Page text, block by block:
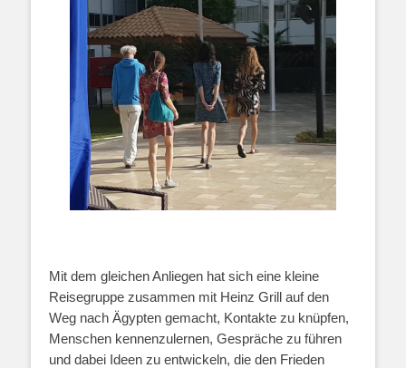
Mit dem gleichen Anliegen hat sich eine kleine
Reisegruppe zusammen mit Heinz Grill auf den
Weg nach Ägypten gemacht, Kontakte zu knüpfen,
Menschen kennenzulernen, Gespräche zu führen
und dabei Ideen zu entwickeln, die den Frieden